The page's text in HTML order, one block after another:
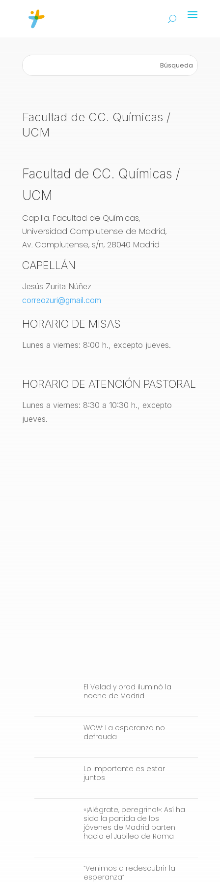
Facultad de CC. Químicas /
UCM
Facultad de CC. Químicas /
UCM
Capilla. Facultad de Químicas,
Universidad Complutense de Madrid,
Av. Complutense, s/n, 28040 Madrid
CAPELLÁN
Jesús Zurita Núñez
correozuri@gmail.com
HORARIO DE MISAS
Lunes a viernes: 8:00 h., excepto jueves.
HORARIO DE ATENCIÓN PASTORAL
Lunes a viernes: 8:30 a 10:30 h., excepto
jueves.
El Velad y orad iluminó la
noche de Madrid
WOW: La esperanza no
defrauda
Lo importante es estar
juntos
«¡Alégrate, peregrino!»: Así ha
sido la partida de los
jóvenes de Madrid parten
hacia el Jubileo de Roma
“Venimos a redescubrir la
esperanza”